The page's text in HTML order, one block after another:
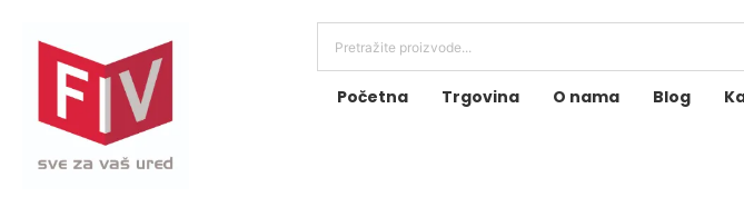
Početna Trgovina O nama Blog